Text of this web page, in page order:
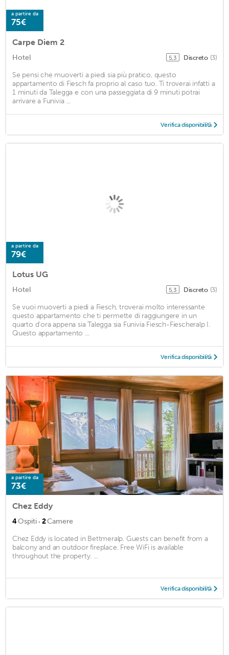
a partire da
75€
Carpe Diem 2
Hotel 5,3 Discreto (3)
Se pensi che muoverti a piedi sia più pratico, questo
appartamento di Fiesch fa proprio al caso tuo. Ti troverai infatti a
1 minuti da Talegga e con una passeggiata di 9 minuti potrai
arrivare a Funivia ...
Verifica disponibilità
a partire da
79€
Lotus UG
Hotel 5,3 Discreto (3)
Se vuoi muoverti a piedi a Fiesch, troverai molto interessante
questo appartamento che ti permette di raggiungere in un
quarto d'ora appena sia Talegga sia Funivia Fiesch-Fiescheralp I.
Questo appartamento ...
Verifica disponibilità
a partire da
73€
Chez Eddy
4Ospiti · 2Camere
Chez Eddy is located in Bettmeralp. Guests can benefit from a
balcony and an outdoor fireplace. Free WiFi is available
throughout the property. ...
Verifica disponibilità